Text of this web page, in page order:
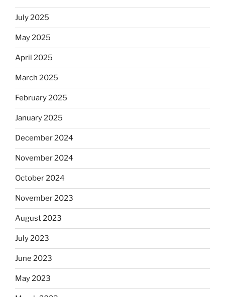
July 2025
May 2025
April 2025
March 2025
February 2025
January 2025
December 2024
November 2024
October 2024
November 2023
August 2023
July 2023
June 2023
May 2023